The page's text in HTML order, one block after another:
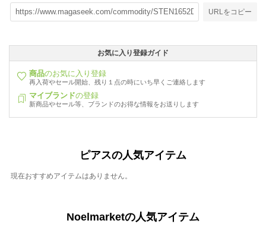
URLをコピー
お気に入り登録ガイド
商品のお気に入り登録
再入荷やセール開始、残り１点の時にいち早くご連絡します
マイブランドの登録
新商品やセール等、ブランドのお得な情報をお送りします
ピアスの人気アイテム
現在おすすめアイテムはありません。
Noelmarketの人気アイテム